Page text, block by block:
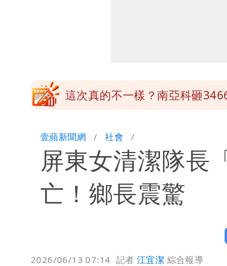
這次真的不一樣？南亞科砸
獨家｜蕭敬騰「渡邉」日料店
10點強打）
苦茶癌油｜威加2老闆交保！採
白海豚路徑變了！專家：離
壹蘋新聞網 社會
屏東女清潔隊
亡！鄉長震驚
2026/06/13 07:14 記者江宜潔 綜合報導